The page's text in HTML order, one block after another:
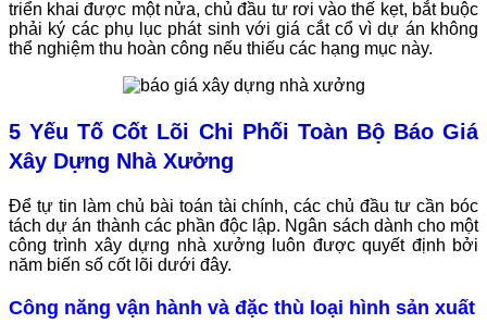
triển khai được một nửa, chủ đầu tư rơi vào thế kẹt, bắt buộc
phải ký các phụ lục phát sinh với giá cắt cổ vì dự án không
thể nghiệm thu hoàn công nếu thiếu các hạng mục này.
5 Yếu Tố Cốt Lõi Chi Phối Toàn Bộ Báo Giá
Xây Dựng Nhà Xưởng
Để tự tin làm chủ bài toán tài chính, các chủ đầu tư cần bóc
tách dự án thành các phần độc lập. Ngân sách dành cho một
công trình xây dựng nhà xưởng luôn được quyết định bởi
năm biến số cốt lõi dưới đây.
Công năng vận hành và đặc thù loại hình sản xuất